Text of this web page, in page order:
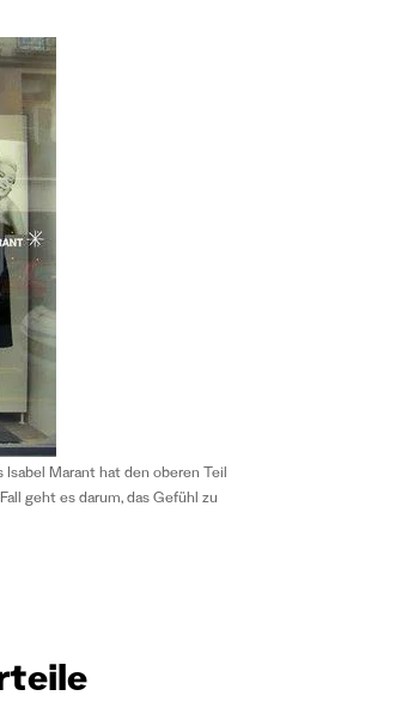
Marant hat den oberen Teil
geht es darum, das Gefühl zu